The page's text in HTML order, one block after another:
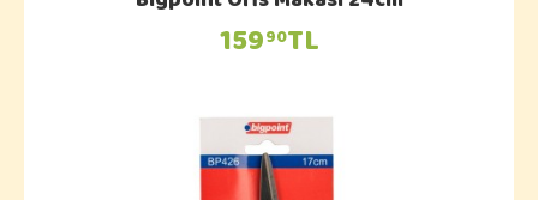
15990TL